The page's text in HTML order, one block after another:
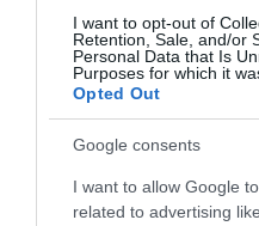
I want to opt-out of
Retention, Sale, and/or
Personal Data that Is
Purposes for which it
Opted Out
Google consents
I want to allow Google
related to advertising